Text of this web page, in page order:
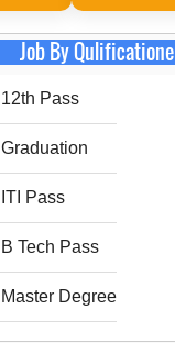
Job By Qulificatione
12th Pass
Graduation
ITI Pass
B Tech Pass
Master Degree